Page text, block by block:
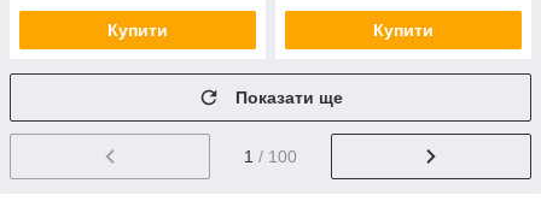
Купити Купити
Показати ще
1 / 100